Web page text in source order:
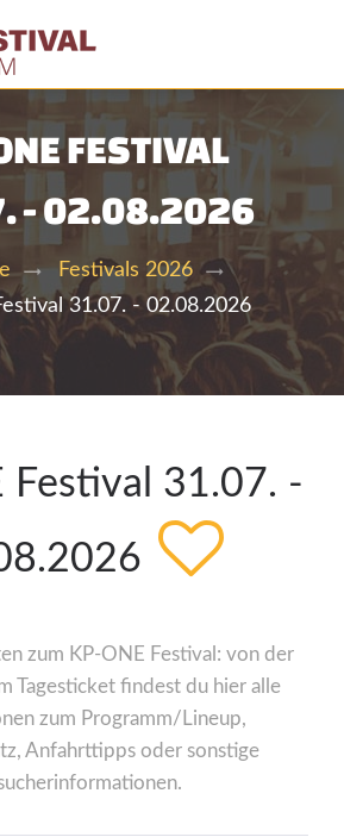
FESTIVAL
- 02.08.2026
Festivals 2026
31.07. - 02.08.2026
Festival 31.07. -
zum KP-ONE Festival: von der
Tagesticket findest du hier alle
zum Programm/Lineup,
Anfahrttipps oder sonstige